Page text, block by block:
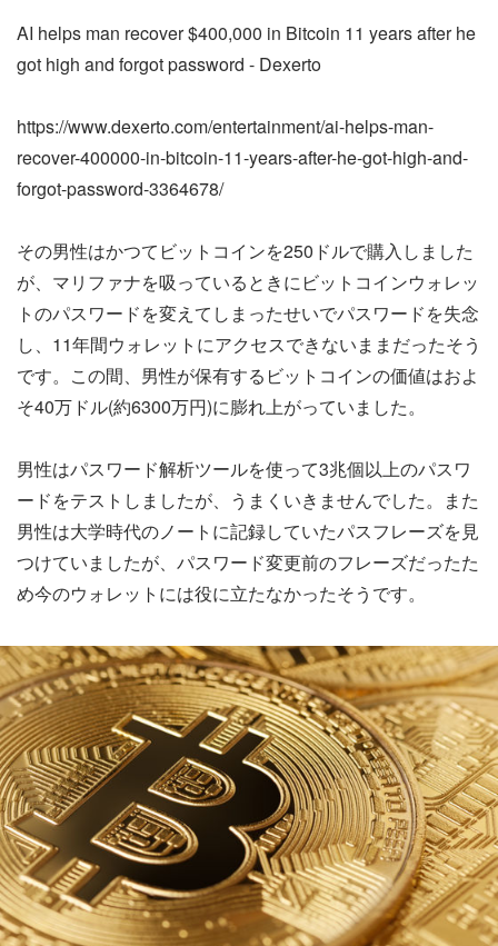
AI helps man recover $400,000 in Bitcoin 11 years after he
got high and forgot password - Dexerto
https://www.dexerto.com/entertainment/ai-helps-man-
recover-400000-in-bitcoin-11-years-after-he-got-high-and-
forgot-password-3364678/
その男性はかつてビットコインを250ドルで購入しました
が、マリファナを吸っているときにビットコインウォレッ
トのパスワードを変えてしまったせいでパスワードを失念
し、11年間ウォレットにアクセスできないままだったそう
です。この間、男性が保有するビットコインの価値はおよ
そ40万ドル(約6300万円)に膨れ上がっていました。
男性はパスワード解析ツールを使って3兆個以上のパスワ
ードをテストしましたが、うまくいきませんでした。また
男性は大学時代のノートに記録していたパスフレーズを見
つけていましたが、パスワード変更前のフレーズだったた
め今のウォレットには役に立たなかったそうです。